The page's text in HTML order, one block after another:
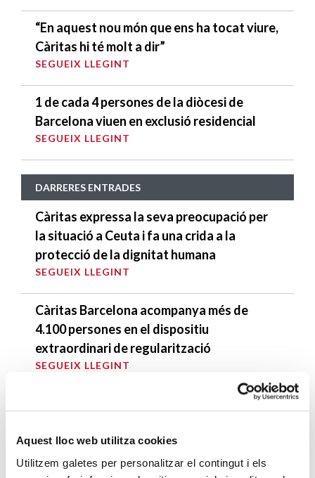
Aquest lloc web utilitza cookies
Utilitzem galetes per personalitzar el contingut i els
“En aquest nou món que ens ha tocat viure,
Càritas hi té molt a dir”
SEGUEIX LLEGINT
1 de cada 4 persones de la diòcesi de
Barcelona viuen en exclusió residencial
SEGUEIX LLEGINT
DARRERES ENTRADES
Càritas expressa la seva preocupació per
la situació a Ceuta i fa una crida a la
protecció de la dignitat humana
SEGUEIX LLEGINT
Càritas Barcelona acompanya més de
4.100 persones en el dispositiu
extraordinari de regularització
SEGUEIX LLEGINT
El voluntariat, una oportunitat per fer